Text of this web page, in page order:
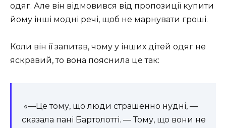
одяг. Але він відмовився від пропозиції купити
йому інші модні речі, щоб не марнувати гроші.
Коли він її запитав, чому у інших дітей одяг не
яскравий, то вона пояснила це так:
«—Це тому, що люди страшенно нудні, —
сказала пані Бартолотті. — Тому, що вони не